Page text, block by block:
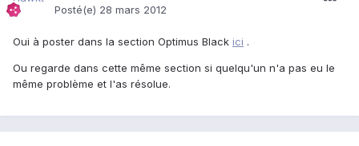
Posté(e) 28 mars 2012
Oui à poster dans la section Optimus Black ici .
Ou regarde dans cette même section si quelqu'un n'a pas eu le
même problème et l'as résolue.